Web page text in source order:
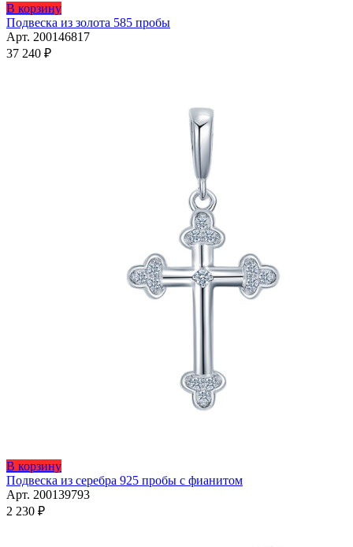
В корзину
Подвеска из золота 585 пробы
Арт. 200146817
37 240 ₽
В корзинуЭтот
товар
имеет
Подвеска из серебра 925 пробы с фианитом
Арт. 200139793
2 230 ₽